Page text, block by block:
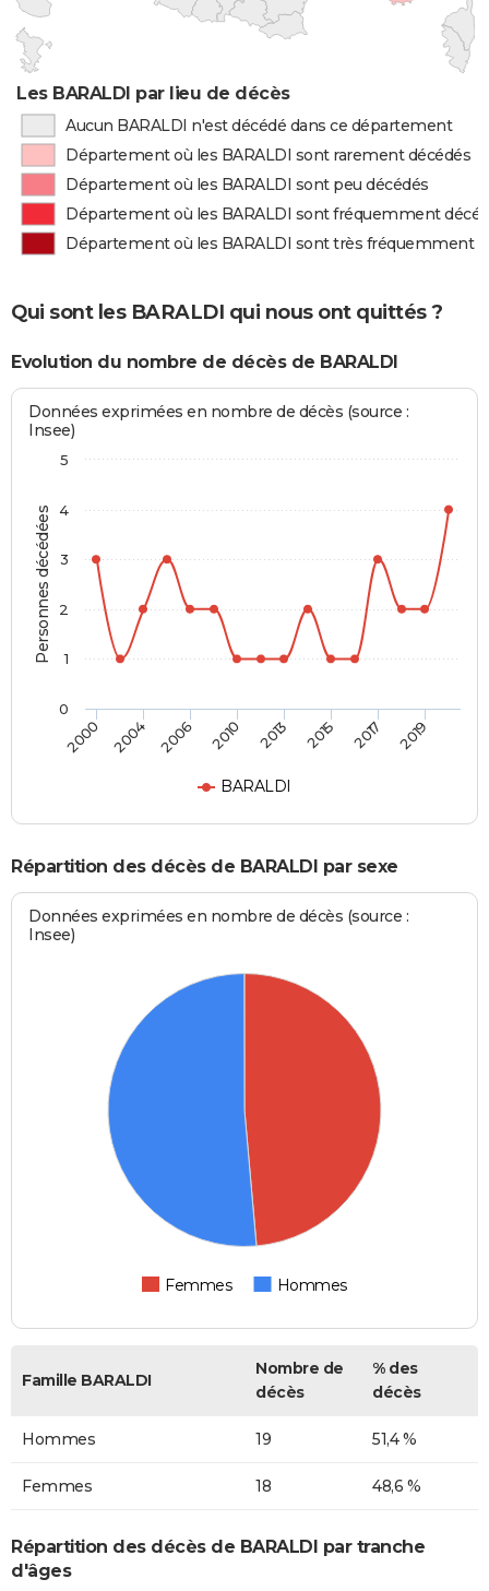
Les BARALDI par lieu de décès
Aucun BARALDI n'est décédé dans ce département
Département où les BARALDI sont rarement décédés
Département où les BARALDI sont peu décédés
Département où les BARALDI sont fréquemment
Département où les BARALDI sont très fréquemment
Qui sont les BARALDI qui nous ont quittés ?
Evolution du nombre de décès de BARALDI
Personnes décédées
Données exprimées en nombre de décès (source :
Insee)
BARALDI
2000 2004 2006 2010 2013 2015 2017 2019
0
1
2
3
4
5
Répartition des décès de BARALDI par sexe
Données exprimées en nombre de décès (source :
Insee)
Femmes Hommes
Famille BARALDI
Nombre de
décès
% des
décès
Hommes 19 51,4 %
Femmes 18 48,6 %
Répartition des décès de BARALDI par tranche
d'âges